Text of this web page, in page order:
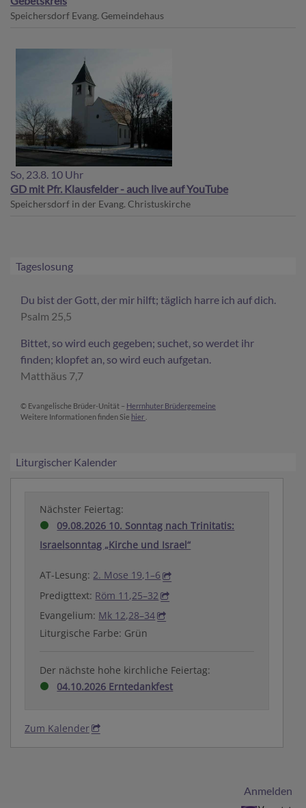
Speichersdorf Evang. Gemeindehaus
So, 23.8. 10 Uhr
GD mit Pfr. Klausfelder - auch live auf YouTube
Speichersdorf in der Evang. Christuskirche
Tageslosung
Du bist der Gott, der mir hilft; täglich harre ich auf dich.
Psalm 25,5
Bittet, so wird euch gegeben; suchet, so werdet ihr
finden; klopfet an, so wird euch aufgetan.
Matthäus 7,7
© Evangelische Brüder-Unität – Herrnhuter Brüdergemeine
Weitere Informationen finden Sie hier
Liturgischer Kalender
Nächster Feiertag:
09.08.2026 10. Sonntag nach Trinitatis:
Israelsonntag „Kirche und Israel“
AT-Lesung: 2. Mose 19,1–6
Predigttext: Röm 11,25–32
Evangelium: Mk 12,28–34
Liturgische Farbe: Grün
Der nächste hohe kirchliche Feiertag:
04.10.2026 Erntedankfest
Zum Kalender
Anmelden